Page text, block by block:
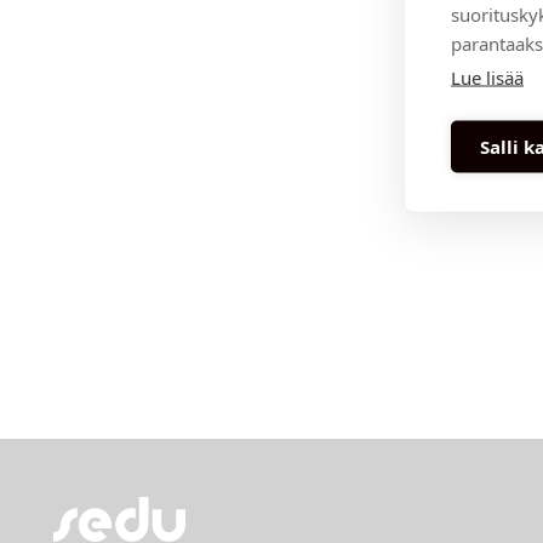
Lue lisää
Salli